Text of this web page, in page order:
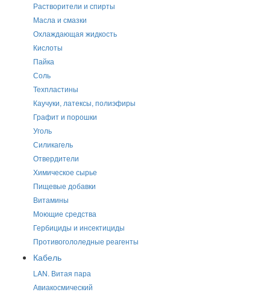
Растворители и спирты
Масла и смазки
Охлаждающая жидкость
Кислоты
Пайка
Соль
Техпластины
Каучуки, латексы, полиэфиры
Графит и порошки
Уголь
Силикагель
Отвердители
Химическое сырье
Пищевые добавки
Витамины
Моющие средства
Гербициды и инсектициды
Противогололедные реагенты
Кабель
LAN. Витая пара
Авиакосмический